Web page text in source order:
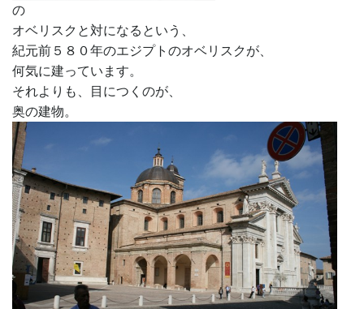
の
オベリスクと対になるという、
紀元前５８０年のエジプトのオベリスクが、
何気に建っています。
それよりも、目につくのが、
奥の建物。